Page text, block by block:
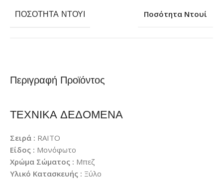
Περιγραφή Προϊόντος
ΤΕΧΝΙΚΑ ΔΕΔΟΜΕΝΑ
Σειρά : RAITO
Είδος : Μονόφωτο
Χρώμα Σώματος : Μπεζ
Υλικό Κατασκευής : Ξύλο
ΠΟΣΌΤΗΤΑ ΝΤΟΥΊ Ποσότητα Ντουί